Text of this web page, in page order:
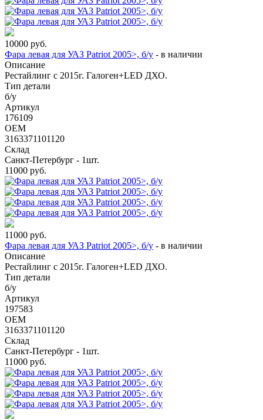
10000 руб.
Фара левая для УАЗ Patriot 2005>, б/у - в наличии
Описание
Рестайлинг с 2015г. Галоген+LED ДХО.
Тип детали
б/у
Артикул
176109
OEM
3163371101120
Склад
Санкт-Петербург - 1шт.
11000 руб.
11000 руб.
Фара левая для УАЗ Patriot 2005>, б/у - в наличии
Описание
Рестайлинг с 2015г. Галоген+LED ДХО.
Тип детали
б/у
Артикул
197583
OEM
3163371101120
Склад
Санкт-Петербург - 1шт.
11000 руб.